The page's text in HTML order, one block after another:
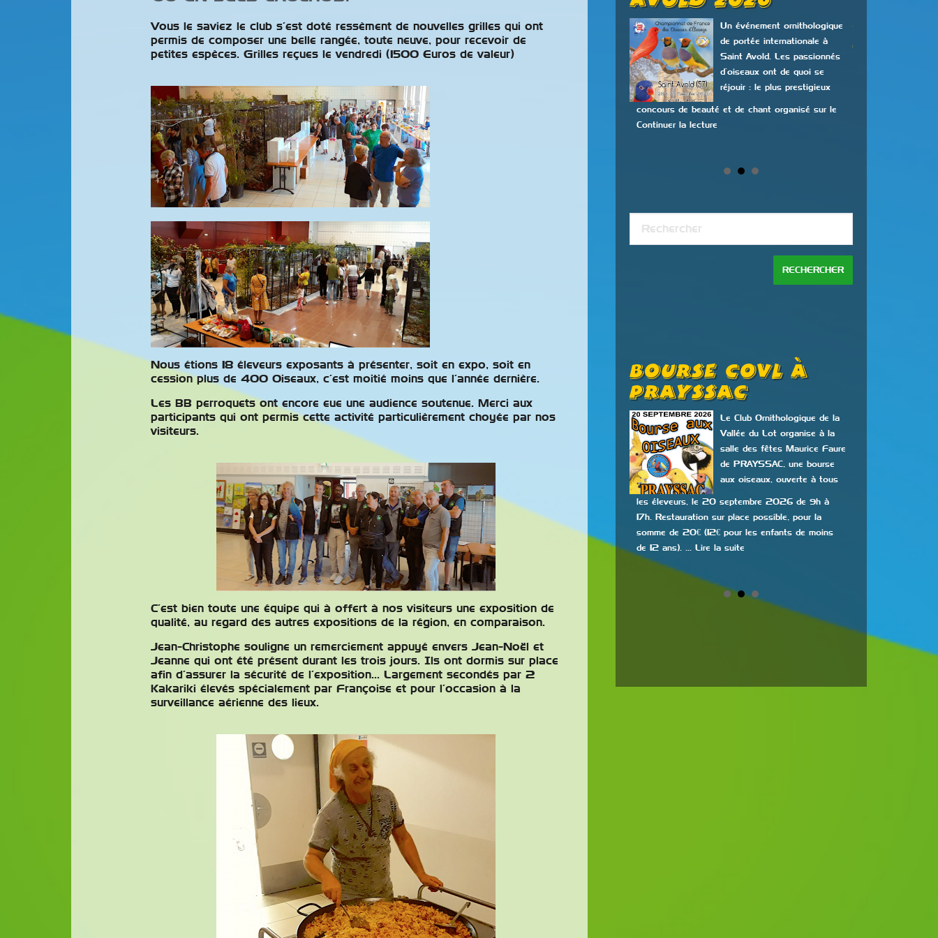
Vous le saviez le club s’est doté ressèment de nouvelles grilles qui ont
permis de composer une belle rangée, toute neuve, pour recevoir de
petites espèces. Grilles reçues le vendredi (1500 Euros de valeur)
Nous étions 18 éleveurs exposants à présenter, soit en expo, soit en
cession plus de 400 Oiseaux, c’est moitié moins que l’année dernière.
Les BB perroquets ont encore eue une audience soutenue. Merci aux
participants qui ont permis cette activité particulièrement choyée par nos
visiteurs.
C’est bien toute une équipe qui à offert à nos visiteurs une exposition de
qualité, au regard des autres expositions de la région, en comparaison.
Jean-Christophe souligne un remerciement appuyé envers Jean-Noël et
Jeanne qui ont été présent durant les trois jours. Ils ont dormis sur place
afin d’assurer la sécurité de l’exposition… Largement secondés par 2
Kakariki élevés spécialement par Françoise et pour l’occasion à la
surveillance aérienne des lieux.
Pour La Saison
2025-2026
classements compétiteurs pour la saison 2025-
2026. Ces classements, créés en 2016,
remportent un franc succès et montrent que
notre Union attache Continuer la lecture
Correctif n°14.1 des classes
concours officielles
contenant, outre de
classification des Canaris de posture.
Un événement ornithologique
de portée internationale à
Saint Avold. Les passionnés
d’oiseaux ont de quoi se
réjouir : le plus prestigieux
concours de beauté et de chant organisé sur le
Continuer la lecture
Exposition
Bourse Du COM
Le Club Ornithologique
Mâconnais organise son
expo-bourse à Cruzilles les
Mépillat le samedi 14
novembre 2026. Sur place
un grainetier avec matériel et alimentation pour
nos amis les oiseaux. Ouverture au public :
samedi 14 novembre 2026 de 9h à 12h et de
13h30 à 17h, Entrée visiteurs : 2,50€ (gratuit …
Animal Expo
L’ASOR (Association
ornithologique de Roche La
octobre 2026. Encagement gratuit, pas de
participation retenue sur les ventes. Pour
participer, dossier avec règlement à demander au
0613430940 avant le 5/10/2026. Les
attestations de provenance seront demandées
par nos soins. Sur place, … Lire la suite
Bourse COVL À
PRAYSSAC
Le Club Ornithologique de la
Vallée du Lot organise à la
salle des fêtes Maurice Faure
de PRAYSSAC, une bourse
aux oiseaux, ouverte à tous
les éleveurs, le 20 septembre 2026 de 9h à
17h. Restauration sur place possible, pour la
somme de 20€ (12€ pour les enfants de moins
de 12 ans). … Lire la suite